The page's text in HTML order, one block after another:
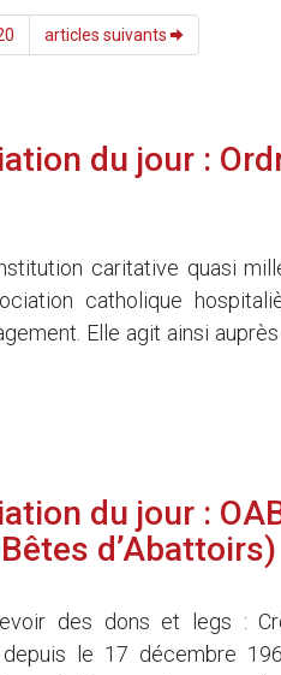
articles suivants
du jour :
caritative quasi
catholique
Elle agit ainsi
du jour :
d’Abattoirs)
des dons et legs :
le 17 décembre